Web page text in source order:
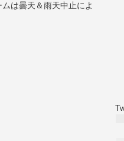
は曇天＆雨天中止によ